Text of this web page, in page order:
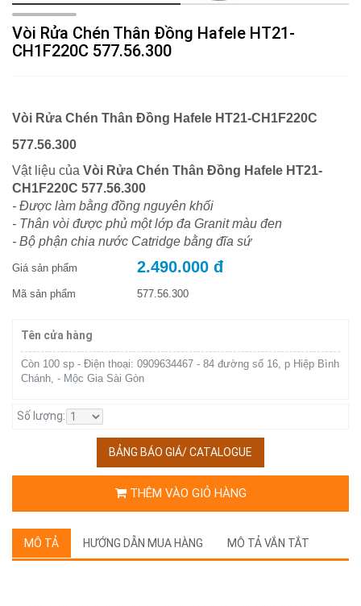
Vòi Rửa Chén Thân Đồng Hafele HT21-
CH1F220C 577.56.300
Vòi Rửa Chén Thân Đồng Hafele HT21-CH1F220C
577.56.300
Vật liệu của Vòi Rửa Chén Thân Đồng Hafele HT21-
CH1F220C 577.56.300
- Được làm bằng đồng nguyên khối
- Thân vòi được phủ một lớp đa Granit màu đen
- Bộ phận chia nước Catridge bằng đĩa sứ
Giá sản phẩm 2.490.000 đ
Mã sản phẩm 577.56.300
Tên cửa hàng
Còn 100 sp - Điện thoại: 0909634467 - 84 đường số 16, p Hiệp Bình
Chánh, - Mộc Gia Sài Gòn
Số lượng:
BẢNG BÁO GIÁ/ CATALOGUE
THÊM VÀO GIỎ HÀNG
MÔ TẢ HƯỚNG DẪN MUA HÀNG MÔ TẢ VẮN TẮT